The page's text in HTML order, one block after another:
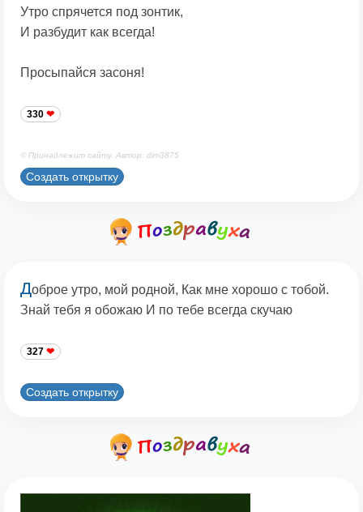
Утро спрячется под зонтик,
И разбудит как всегда!
Просыпайся засоня!
330
© Принадлежит сайту. Автор: dim3875
Создать открытку
Доброе утро, мой родной, Как мне хорошо с тобой.
Знай тебя я обожаю И по тебе всегда скучаю
327
Создать открытку